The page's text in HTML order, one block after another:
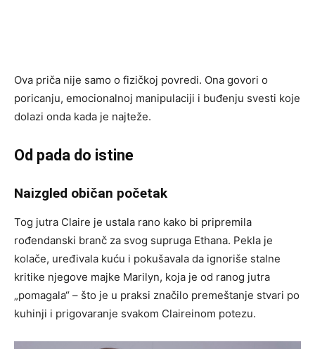
Ova priča nije samo o fizičkoj povredi. Ona govori o
poricanju, emocionalnoj manipulaciji i buđenju svesti koje
dolazi onda kada je najteže.
Od pada do istine
Naizgled običan početak
Tog jutra Claire je ustala rano kako bi pripremila
rođendanski branč za svog supruga Ethana. Pekla je
kolače, uređivala kuću i pokušavala da ignoriše stalne
kritike njegove majke Marilyn, koja je od ranog jutra
„pomagala“ – što je u praksi značilo premeštanje stvari po
kuhinji i prigovaranje svakom Claireinom potezu.